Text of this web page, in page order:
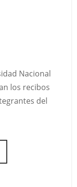
Nacional
los recibos
del